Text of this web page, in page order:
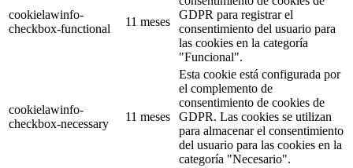
cookielawinfo-
checkbox-functional
11 meses
GDPR para registrar el
consentimiento del usuario para
las cookies en la categoría
"Funcional".
cookielawinfo-
checkbox-necessary
11 meses
Esta cookie está configurada por
el complemento de
consentimiento de cookies de
GDPR. Las cookies se utilizan
para almacenar el consentimiento
del usuario para las cookies en la
categoría "Necesario".